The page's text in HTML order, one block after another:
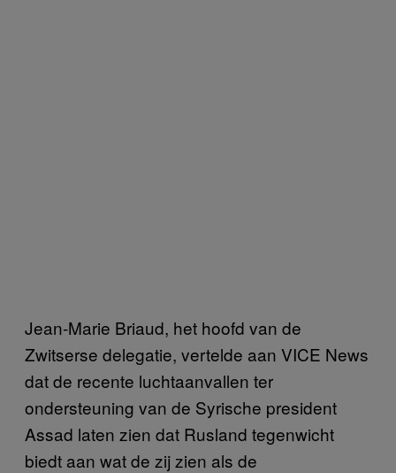
Jean-Marie Briaud, het hoofd van de
Zwitserse delegatie, vertelde aan VICE News
dat de recente luchtaanvallen ter
ondersteuning van de Syrische president
Assad laten zien dat Rusland tegenwicht
biedt aan wat de zij zien als de